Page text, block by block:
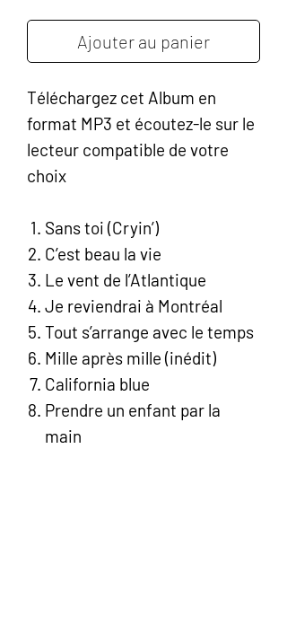
Ajouter au panier
Téléchargez cet Album en
format MP3 et écoutez-le sur le
lecteur compatible de votre
choix
Sans toi (Cryin’)
C’est beau la vie
Le vent de l’Atlantique
Je reviendrai à Montréal
Tout s’arrange avec le temps
Mille après mille (inédit)
California blue
Prendre un enfant par la
main